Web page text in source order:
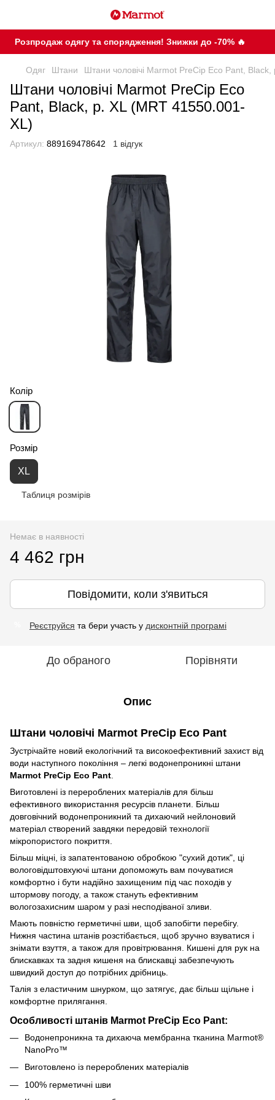
Розпродаж одягу та спорядження! Знижки до -70% 🔥
Одяг Штани Штани чоловічі Marmot PreCip Eco Pant,
Штани чоловічі Marmot PreCip Eco
Pant, Black, р. XL (MRT 41550.001-
XL)
Артикул: 889169478642 1 відгук
Колір
Розмір
XL
Таблиця розмірів
Немає в наявності
4 462 грн
Повідомити, коли з'явиться
Реєструйся та бери участь у дисконтній програмі
До обраного Порівняти
Опис
Штани чоловічі Marmot PreCip Eco Pant
Зустрічайте новий екологічний та високоефективний захист від
води наступного покоління – легкі водонепроникні штани
Marmot PreCip Eco Pant
Виготовлені із перероблених матеріалів для більш
ефективного використання ресурсів планети. Більш
довговічний водонепроникний та дихаючий нейлоновий
матеріал створений завдяки передовій технології
мікропористого покриття.
Більш міцні, із запатентованою обробкою "сухий дотик", ці
вологовідштовхуючі штани допоможуть вам почуватися
комфортно і бути надійно захищеним під час походів у
штормову погоду, а також стануть ефективним
вологозахисним шаром у разі несподіваної зливи.
Мають повністю герметичні шви, щоб запобігти перебігу.
Нижня частина штанів розстібається, щоб зручно взуватися і
знімати взуття, а також для провітрювання. Кишені для рук на
блискавках та задня кишеня на блискавці забезпечують
швидкий доступ до потрібних дрібниць.
Талія з еластичним шнурком, що затягує, дає більш щільне і
комфортне прилягання.
Особливості штанів Marmot PreCip Eco Pant:
Водонепроникна та дихаюча мембранна тканина Marmot®
NanoPro™
Виготовлено із перероблених матеріалів
100% герметичні шви